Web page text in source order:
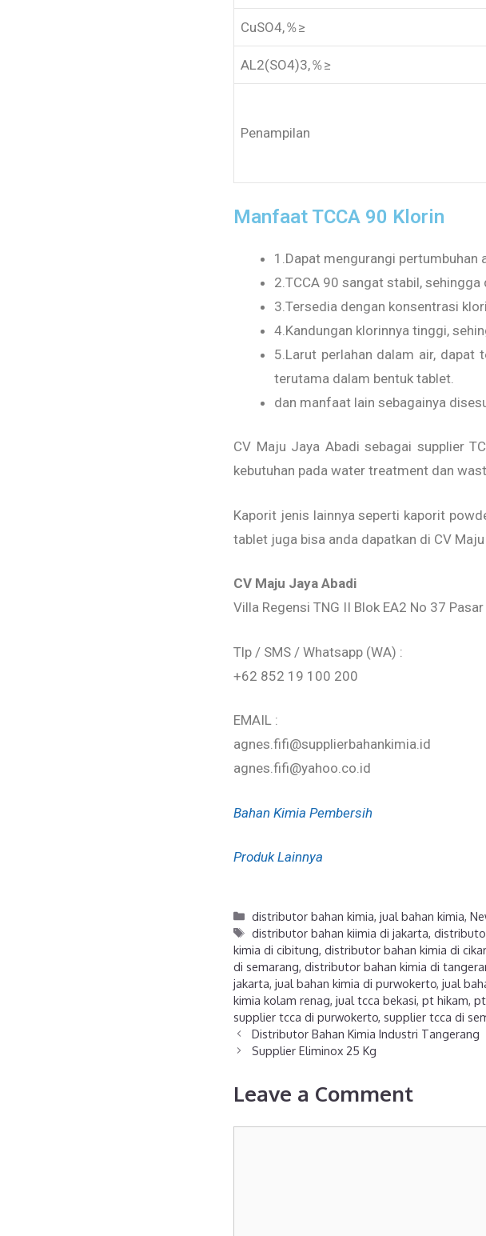
CuSO4,％≥
AL2(SO4)3,％≥
Penampilan
Manfaat TCCA 90 Klorin
1.Dapat mengurangi pertumbuhan
2.TCCA 90 sangat stabil,
3.Tersedia dengan konsentrasi
4.Kandungan klorinnya tinggi,
5.Larut perlahan dalam air, dapat
terutama dalam bentuk tablet.
dan manfaat lain sebagainya
CV Maju Jaya Abadi sebagai supplier
kebutuhan pada water treatment dan
Kaporit jenis lainnya seperti kaporit
tablet juga bisa anda dapatkan di CV
CV Maju Jaya Abadi
Villa Regensi TNG II Blok EA2 No 37
Tlp / SMS / Whatsapp (WA) :
+62 852 19 100 200
EMAIL :
agnes.fifi@supplierbahankimia.id
agnes.fifi@yahoo.co.id
Bahan Kimia Pembersih
Produk Lainnya
distributor bahan kimia,jual bahan kimia,
distributor bahan kiimia di jakarta,
kimia di cibitung, distributor bahan kimia di
di semarang, distributor bahan kimia di
jakarta, jual bahan kimia di purwokerto, jual
kimia kolam renag, jual tcca bekasi, pt hikam,
supplier tcca di purwokerto, supplier tcca di
Distributor Bahan Kimia Industri Tangerang
Supplier Eliminox 25 Kg
Leave a Comment